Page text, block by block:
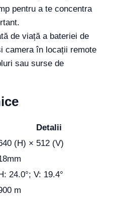
pentru a te concentra
de viață a bateriei de
camera în locații remote
sau surse de
Detalii
(H) × 512 (V)
24.0°; V: 19.4°
m